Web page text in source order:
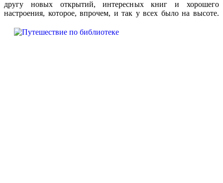
другу новых открытий, интересных книг и хорошего
настроения, которое,впрочем, и так у всех было на высоте.